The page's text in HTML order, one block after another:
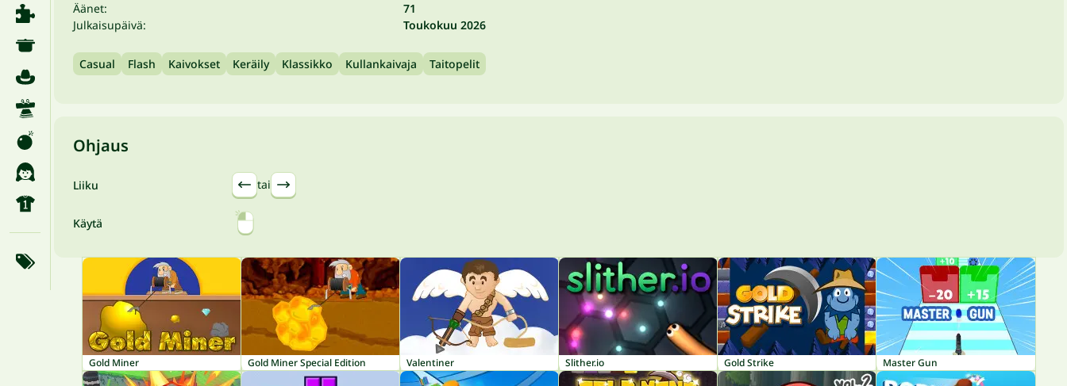
Äänet:
71
Julkaisupäivä:
Toukokuu 2026
Casual Flash Kaivokset Keräily Klassikko Kullankaivaja Taitopelit
Ohjaus
Liiku tai
Käytä
Gold Miner Gold Miner Special Edition Valentiner Slither.io Gold Strike Master Gun